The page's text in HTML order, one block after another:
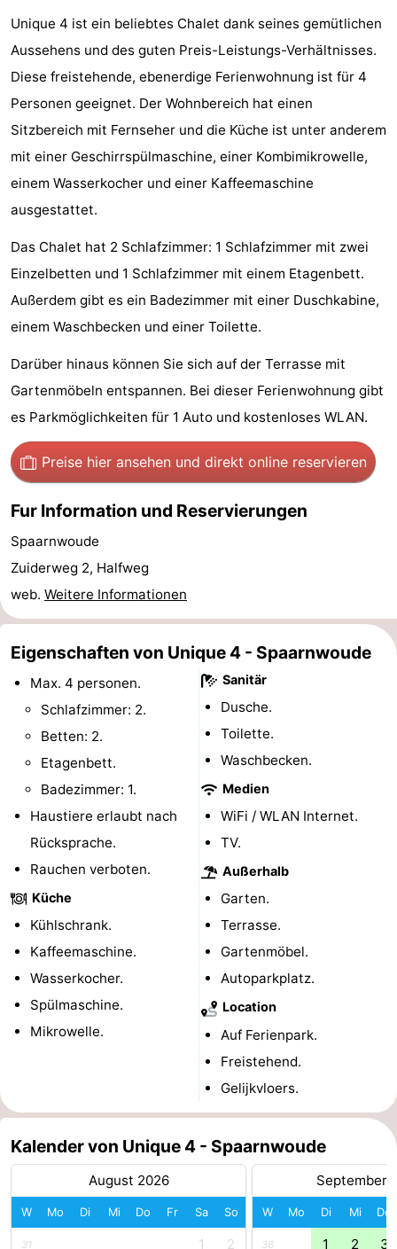
Radfahren
-
Wandern
Unterhaltung
Nachtleben
Essen
und
trinken
Einkäufen
-
Märkte
-
Warenhäuser
Veranstaltungen
Spezial
Kanale
Coffeeshops
Homohauptstadt
Rotlichtviertel
Geschichte
Stadt
der
Diamante
Plätze
im
Zentrum
Gärten
Parks
Stadtviertel
Umgebung
Nordholland
Südholland
Praktisch
Forum
Reisebuchshop
Őffentliche
Verkehr
Route
Schiphol
Eindhoven
Parken
Tipps
Unique 4 ist ein beliebtes Chalet dank seines gemütlichen
Aussehens und des guten Preis-Leistungs-Verhältnisses.
Diese freistehende, ebenerdige Ferienwohnung ist für 4
Personen geeignet. Der Wohnbereich hat einen
Sitzbereich mit Fernseher und die Küche ist unter anderem
mit einer Geschirrspülmaschine, einer Kombimikrowelle,
einem Wasserkocher und einer Kaffeemaschine
ausgestattet.
Das Chalet hat 2 Schlafzimmer: 1 Schlafzimmer mit zwei
Einzelbetten und 1 Schlafzimmer mit einem Etagenbett.
Außerdem gibt es ein Badezimmer mit einer Duschkabine,
einem Waschbecken und einer Toilette.
Darüber hinaus können Sie sich auf der Terrasse mit
Gartenmöbeln entspannen. Bei dieser Ferienwohnung gibt
es Parkmöglichkeiten für 1 Auto und kostenloses WLAN.
Preise hier ansehen und direkt online reservieren
Fur Information und Reservierungen
Spaarnwoude
Zuiderweg 2, Halfweg
web. Weitere Informationen
Eigenschaften von Unique 4 - Spaarnwoude
Max. 4 personen.
Schlafzimmer: 2.
Betten: 2.
Etagenbett.
Badezimmer: 1.
Haustiere erlaubt nach
Rücksprache.
Rauchen verboten.
Küche
Kühlschrank.
Kaffeemaschine.
Wasserkocher.
Spülmaschine.
Mikrowelle.
Sanitär
Dusche.
Toilette.
Waschbecken.
Medien
WiFi / WLAN Internet.
TV.
Außerhalb
Garten.
Terrasse.
Gartenmöbel.
Autoparkplatz.
Location
Auf Ferienpark.
Freistehend.
Gelijkvloers.
Kalender von Unique 4 - Spaarnwoude
August 2026
W Mo Di Mi Do Fr Sa So
31 1 2
September
W Mo Di Mi Do
36 1 2 3